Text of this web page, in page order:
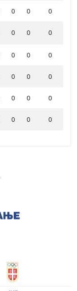
0 0 0
0 0 0
0 0 0
0 0 0
0 0 0
0 0 0